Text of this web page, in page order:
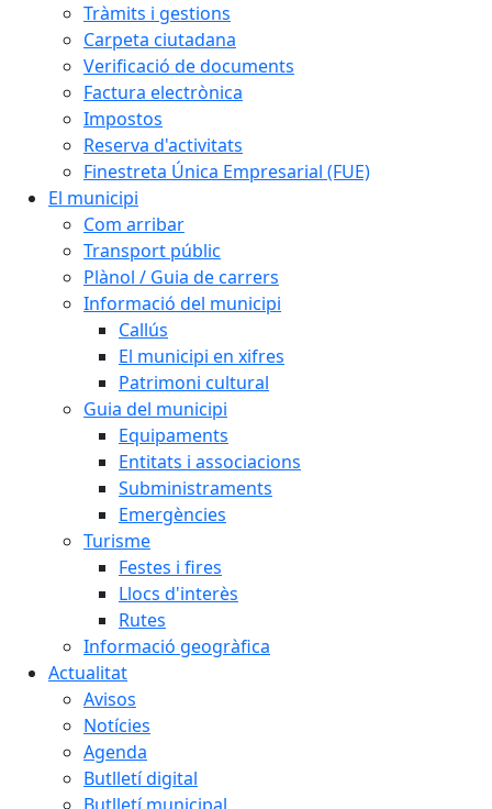
Tràmits i gestions
Carpeta ciutadana
Verificació de documents
Factura electrònica
Impostos
Reserva d'activitats
Finestreta Única Empresarial (FUE)
El municipi
Com arribar
Transport públic
Plànol / Guia de carrers
Informació del municipi
Callús
El municipi en xifres
Patrimoni cultural
Guia del municipi
Equipaments
Entitats i associacions
Subministraments
Emergències
Turisme
Festes i fires
Llocs d'interès
Rutes
Informació geogràfica
Actualitat
Avisos
Notícies
Agenda
Butlletí digital